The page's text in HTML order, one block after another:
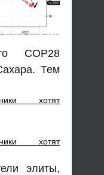
COP28
Тем
элиты,